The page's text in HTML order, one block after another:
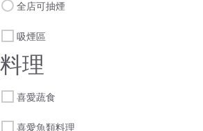
全店可抽煙
吸煙區
料理
喜愛蔬食
喜愛魚類料理